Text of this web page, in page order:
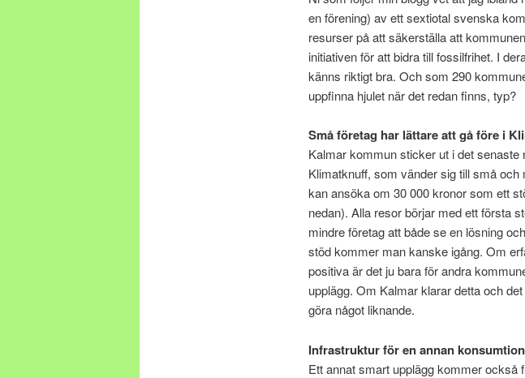
en förening) av ett sextiotal svenska
resurser på att säkerställa att
initiativen för att bidra till fossilfrihet. I
känns riktigt bra. Och som 290
uppfinna hjulet när det redan finns, typ?
Små företag har lättare att gå före i
Kalmar kommun sticker ut i det
Klimatknuff, som vänder sig till små
kan ansöka om 30 000 kronor som ett
nedan). Alla resor börjar med ett första
mindre företag att både se en lösning
stöd kommer man kanske igång. Om
positiva är det ju bara för andra
upplägg. Om Kalmar klarar detta och
göra något liknande.
Infrastruktur för en annan konsumtion
Ett annat smart upplägg kommer också